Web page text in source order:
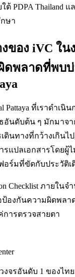
PDPA Thailand แ
ษา
ของ iVC ใน
ดพลาดที่พบ
Pattaya ที่เราดำเ
อันดับต้น ๆ มักมาจา
ดินทางที่กว้างเกินไ
แปลเอกสารโดยผู้ไ
อร์มที่ขัดกับประวัติเ
Checklist ภายใน
ป้องกันความผิดพลา
การตรวจสายตา
จรอันดับ 1 ของไทย